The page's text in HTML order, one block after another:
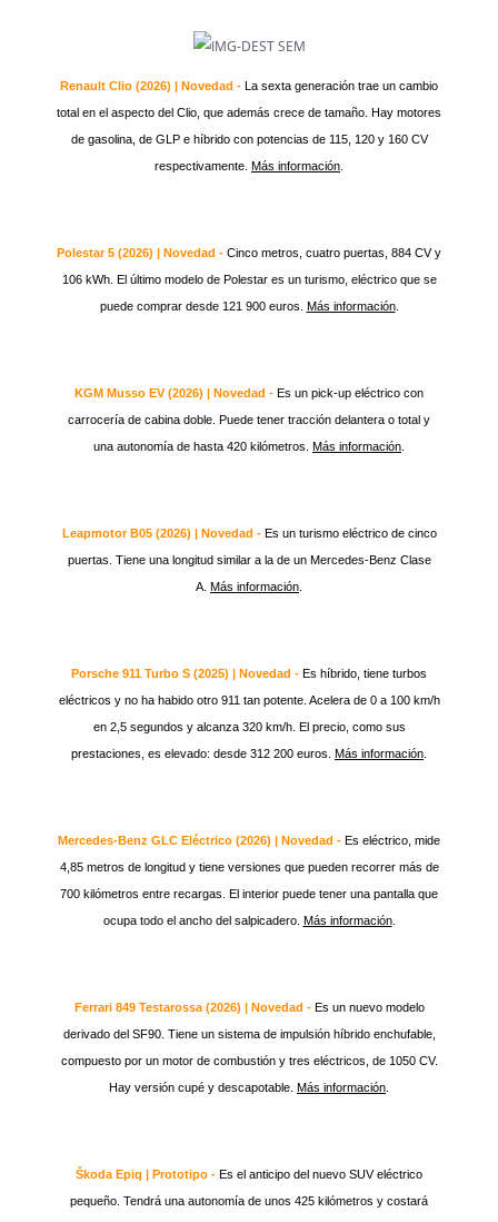
Renault Clio (2026) | Novedad - La sexta generación trae un cambio
total en el aspecto del Clio, que además crece de tamaño. Hay motores
de gasolina, de GLP e híbrido con potencias de 115, 120 y 160 CV
respectivamente. Más información
Polestar 5 (2026) | Novedad - Cinco metros, cuatro puertas, 884 CV y
106 kWh. El último modelo de Polestar es un turismo, eléctrico que se
puede comprar desde 121 900 euros. Más información.
KGM Musso EV (2026) | Novedad - Es un pick-up eléctrico con
carrocería de cabina doble. Puede tener tracción delantera o total y
una autonomía de hasta 420 kilómetros. Más información
Leapmotor B05 (2026) | Novedad - Es un turismo eléctrico de cinco
puertas. Tiene una longitud similar a la de un Mercedes-Benz Clase
A. Más información
Porsche 911 Turbo S (2025) | Novedad - Es híbrido, tiene turbos
eléctricos y no ha habido otro 911 tan potente. Acelera de 0 a 100 km/h
en 2,5 segundos y alcanza 320 km/h. El precio, como sus
prestaciones, es elevado: desde 312 200 euros. Más información
Mercedes-Benz GLC Eléctrico (2026) | Novedad - Es eléctrico, mide
4,85 metros de longitud y tiene versiones que pueden recorrer más de
700 kilómetros entre recargas. El interior puede tener una pantalla que
ocupa todo el ancho del salpicadero. Más información.
Ferrari 849 Testarossa (2026) | Novedad - Es un nuevo modelo
derivado del SF90. Tiene un sistema de impulsión híbrido enchufable,
compuesto por un motor de combustión y tres eléctricos, de 1050 CV.
Hay versión cupé y descapotable. Más información
Škoda Epiq | Prototipo - Es el anticipo del nuevo SUV eléctrico
pequeño. Tendrá una autonomía de unos 425 kilómetros y costará